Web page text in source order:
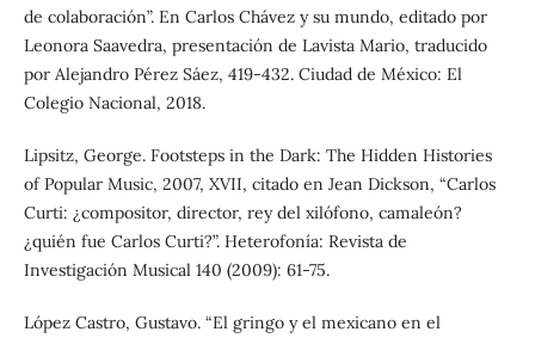
de colaboración”. En Carlos Chávez y su mundo, editado por
Leonora Saavedra, presentación de Lavista Mario, traducido
por Alejandro Pérez Sáez, 419-432. Ciudad de México: El
Colegio Nacional, 2018.
Lipsitz, George. Footsteps in the Dark: The Hidden Histories
of Popular Music, 2007, XVII, citado en Jean Dickson, “Carlos
Curti: ¿compositor, director, rey del xilófono, camaleón?
¿quién fue Carlos Curti?”. Heterofonía: Revista de
Investigación Musical 140 (2009): 61-75.
López Castro, Gustavo. “El gringo y el mexicano en el